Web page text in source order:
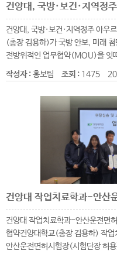
건양대, 국방·보건·지역정주 아우
(총장 김용하)가 국방 안보, 미래
전방위적인 업무협약(MOU)을 잇
작성자 :홍보팀 조회 : 1475
건양대 작업치료학과-안산운전면
협약건양대학교(총장 김용하) 작
안산운전면허시험장(시험단장 허